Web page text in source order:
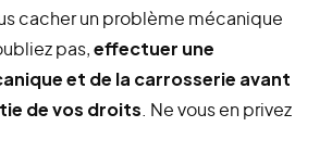
cacher un problème mécanique
pas,effectuer une
et de la carrosserie avant
de vos droits . Ne vous en privez